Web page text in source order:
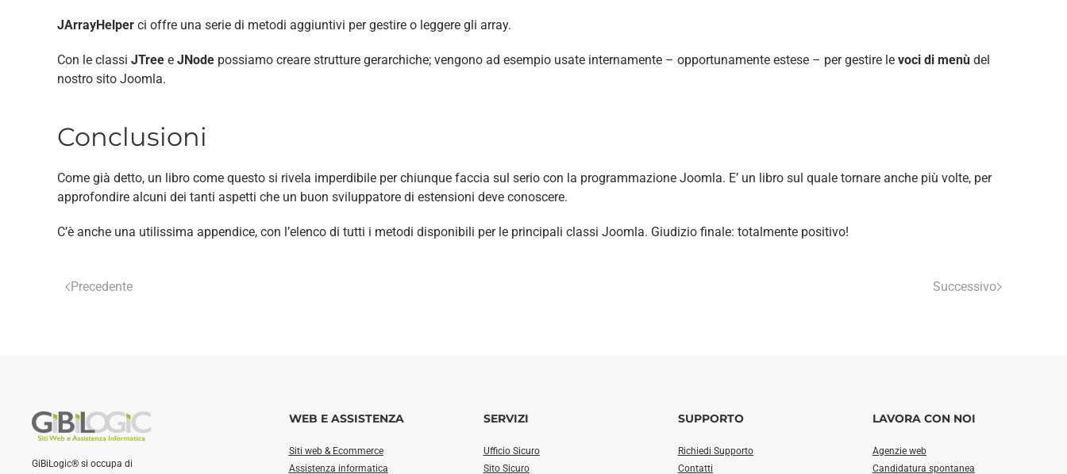
JArrayHelper ci offre una serie di metodi aggiuntivi per gestire o leggere gli array.
Con le classi JTree e JNode possiamo creare strutture gerarchiche; vengono ad esempio usate internamente – opportunamente estese – per gestire le voci di menù del
nostro sito Joomla.
Conclusioni
Come già detto, un libro come questo si rivela imperdibile per chiunque faccia sul serio con la programmazione Joomla. E’ un libro sul quale tornare anche più volte, per
approfondire alcuni dei tanti aspetti che un buon sviluppatore di estensioni deve conoscere.
C’è anche una utilissima appendice, con l’elenco di tutti i metodi disponibili per le principali classi Joomla. Giudizio finale: totalmente positivo!
Precedente Successivo
GiBiLogic® si occupa di
WEB E ASSISTENZA
Siti web & Ecommerce
Assistenza informatica
SERVIZI
Ufficio Sicuro
Sito Sicuro
SUPPORTO
Richiedi Supporto
Contatti
LAVORA CON NOI
Agenzie web
Candidatura spontanea